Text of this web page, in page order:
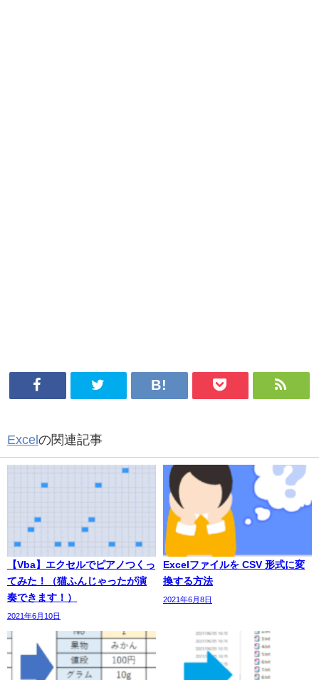
Excel の関連記事
【Vba】エクセルでピアノつくっ
てみた！（猫ふんじゃったが演
奏できます！）
2021年6月10日
Excelファイルを CSV 形式に変
換する方法
2021年6月8日